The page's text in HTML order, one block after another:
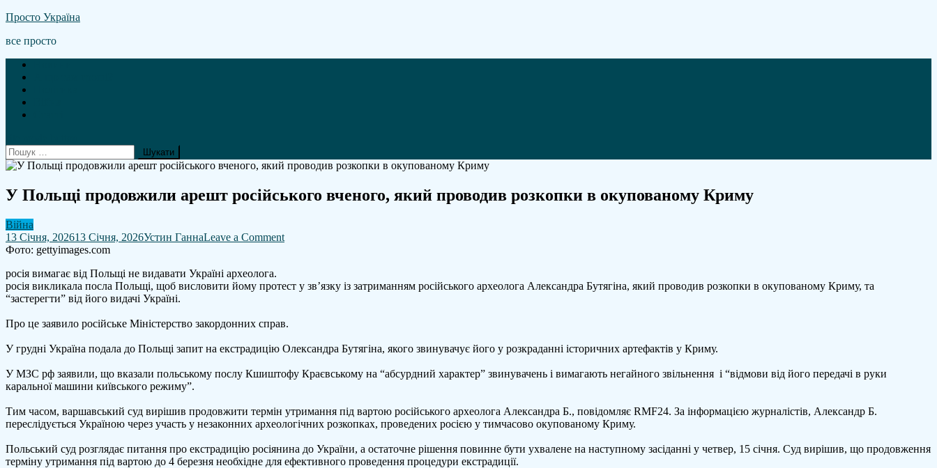
Skip
content
Просто Україна
все просто
Пошук:
У Польщі продовжили арешт російського вченого, який проводив розкопки в окупованому Криму
Війна
13 Січня, 202613 Січня, 2026Устин ГаннаLeave a Commenton
арешт
який
розкопки
окупованому
Фото: gettyimages.com
росія вимагає від Польщі не видавати Україні археолога.
росія викликала посла Польщі, щоб висловити йому протест у зв’язку із затриманням російського археолога Александра Бутягіна, який проводив розкопки в окупованому Криму, та
“застерегти” від його видачі Україні.
Про це заявило російське Міністерство закордонних справ.
У грудні Україна подала до Польщі запит на екстрадицію Олександра Бутягіна, якого звинувачує його у розкраданні історичних артефактів у Криму.
У МЗС рф заявили, що вказали польському послу Кшиштофу Краєвському на “абсурдний характер” звинувачень і вимагають негайного звільнення і “відмови від його передачі в руки
каральної машини київського режиму”.
Тим часом, варшавський суд вирішив продовжити термін утримання під вартою російського археолога Александра Б., повідомляє RMF24. За інформацією журналістів, Александр Б.
переслідується Україною через участь у незаконних археологічних розкопках, проведених росією у тимчасово окупованому Криму.
Польський суд розглядає питання про екстрадицію росіянина до України, а остаточне рішення повинне бути ухвалене на наступному засіданні у четвер, 15 січня. Суд вирішив, що продовження
терміну утримання під вартою до 4 березня необхідне для ефективного проведення процедури екстрадиції.